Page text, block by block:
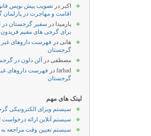
اکبر در تصویب پیش نویس
اقامت و مهاجرت در
پارمیدا در سفیر گرجستان در
برای گرجی های مقیم
هانی در فهرست داروهای
گرجستان
مصطفی در
آلن دلون در
farhad در فهرست داروهای
گرجستان
لینک های مهم
سیستم ویزای الکترونیکی
سیستم آنلاین ارائه درخواست
سیستم تعیین وقت مراجعه به